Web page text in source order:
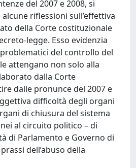
del 2007 e 2008, si
riflessioni sull’effettiva
della Corte costituzionale
legge. Esso evidenzia
del controllo del
attengano non solo alla
dalla Corte
dalle pronunce del 2007 e
difficoltà degli organi
di chiusura del sistema
al circuito politico – di
di Parlamento e Governo di
dell’abuso della